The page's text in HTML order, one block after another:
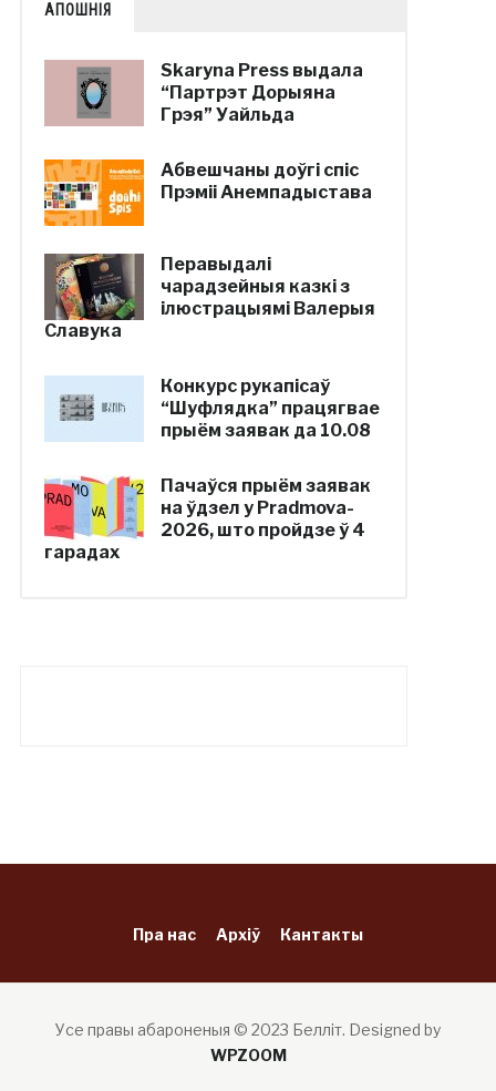
АПОШНІЯ
Skaryna Press выдала
“Партрэт Дорыяна
Грэя” Уайльда
Абвешчаны доўгі спіс
Прэміі Анемпадыстава
Перавыдалі
чарадзейныя казкі з
ілюстрацыямі Валерыя
Славука
Конкурс рукапісаў
“Шуфлядка” працягвае
прыём заявак да 10.08
Пачаўся прыём заявак
на ўдзел у Pradmova-
2026, што пройдзе ў 4
гарадах
Пра нас Архіў Кантакты
Усе правы абароненыя © 2023 Белліт. Designed by
WPZOOM